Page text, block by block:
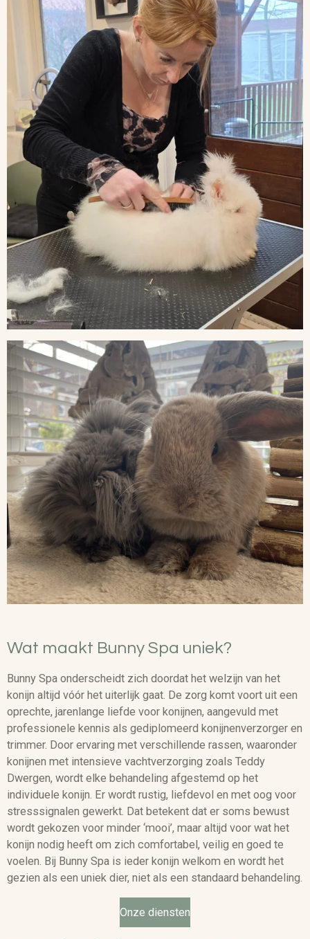
Wat maakt Bunny Spa uniek?
Bunny Spa onderscheidt zich doordat het welzijn van het
konijn altijd vóór het uiterlijk gaat. De zorg komt voort uit een
oprechte, jarenlange liefde voor konijnen, aangevuld met
professionele kennis als gediplomeerd konijnenverzorger en
trimmer. Door ervaring met verschillende rassen, waaronder
konijnen met intensieve vachtverzorging zoals Teddy
Dwergen, wordt elke behandeling afgestemd op het
individuele konijn. Er wordt rustig, liefdevol en met oog voor
stresssignalen gewerkt. Dat betekent dat er soms bewust
wordt gekozen voor minder ‘mooi’, maar altijd voor wat het
konijn nodig heeft om zich comfortabel, veilig en goed te
voelen. Bij Bunny Spa is ieder konijn welkom en wordt het
gezien als een uniek dier, niet als een standaard behandeling.
Onze diensten